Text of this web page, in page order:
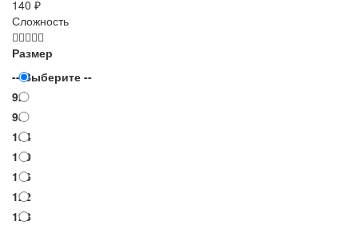
140 ₽
Сложность
Размер
-- Выберите --
92
98
104
110
116
122
128